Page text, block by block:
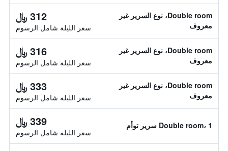
Double room، نوع السرير غير
معروف
312 ﷼
سعر الليلة شامل الرسوم
Double room، نوع السرير غير
معروف
316 ﷼
سعر الليلة شامل الرسوم
Double room، نوع السرير غير
معروف
333 ﷼
سعر الليلة شامل الرسوم
Double room، 1 سرير توأم 339 ﷼
سعر الليلة شامل الرسوم